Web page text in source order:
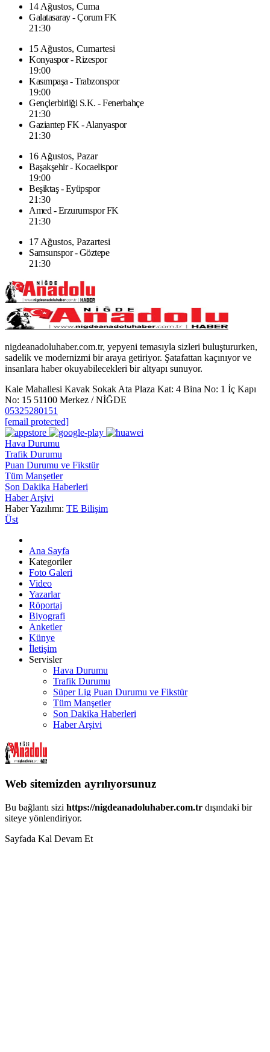
14 Ağustos, Cuma
Galatasaray - Çorum FK
21:30
15 Ağustos, Cumartesi
Konyaspor - Rizespor
19:00
Kasımpaşa - Trabzonspor
19:00
Gençlerbirliği S.K. - Fenerbahçe
21:30
Gaziantep FK - Alanyaspor
21:30
16 Ağustos, Pazar
Başakşehir - Kocaelispor
19:00
Beşiktaş - Eyüpspor
21:30
Amed - Erzurumspor FK
21:30
17 Ağustos, Pazartesi
Samsunspor - Göztepe
21:30
nigdeanadoluhaber.com.tr, yepyeni temasıyla sizleri buluştururken,
sadelik ve modernizmi bir araya getiriyor. Şatafattan kaçınıyor ve
insanlara haber okuyabilecekleri bir altyapı sunuyor.
Kale Mahallesi Kavak Sokak Ata Plaza Kat: 4 Bina No: 1 İç Kapı
No: 15 51100 Merkez / NİĞDE
05325280151
[email protected]
Hava Durumu
Trafik Durumu
Puan Durumu ve Fikstür
Tüm Manşetler
Son Dakika Haberleri
Haber Arşivi
Haber Yazılımı: TE Bilişim
Üst
Ana Sayfa
Kategoriler
Foto Galeri
Video
Yazarlar
Röportaj
Biyografi
Anketler
Künye
İletişim
Servisler
Hava Durumu
Trafik Durumu
Süper Lig Puan Durumu ve Fikstür
Tüm Manşetler
Son Dakika Haberleri
Haber Arşivi
Web sitemizden ayrılıyorsunuz
Bu bağlantı sizi https://nigdeanadoluhaber.com.tr dışındaki bir
siteye yönlendiriyor.
Sayfada Kal Devam Et